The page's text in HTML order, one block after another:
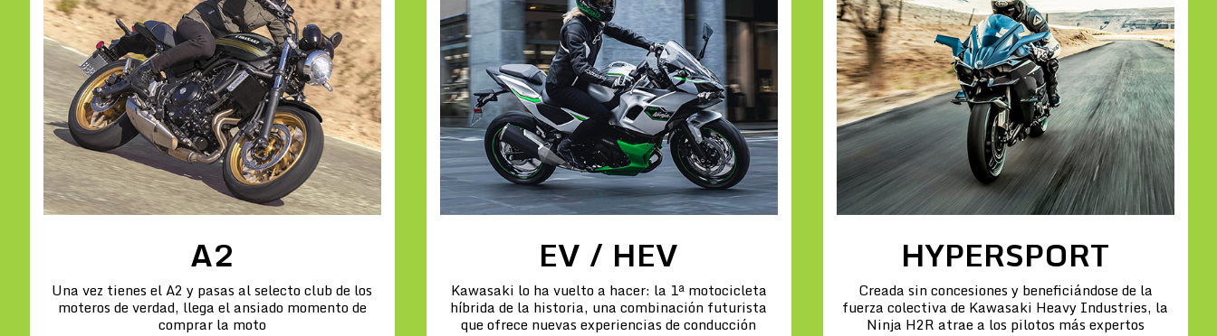
A2
Una vez tienes el A2 y pasas al selecto club de los
moteros de verdad, llega el ansiado momento de
comprar la moto
EV / HEV
Kawasaki lo ha vuelto a hacer: la 1ª motocicleta
híbrida de la historia, una combinación futurista
que ofrece nuevas experiencias de conducción
HYPERSPORT
Creada sin concesiones y beneficiándose de la
fuerza colectiva de Kawasaki Heavy Industries, la
Ninja H2R atrae a los pilotos más expertos